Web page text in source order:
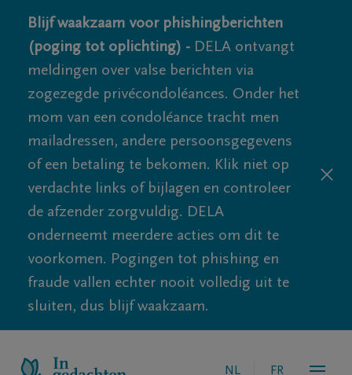
Blijf waakzaam voor phishingberichten
(poging tot oplichting) - DELA ontvangt
meldingen over valse berichten via
zogezegde privécondoléances. Onder het
mom van een condoléance tracht men
mailadressen, andere persoonsgegevens
of een betaling te bekomen. Klik niet op
verdachte links of bijlagen en controleer
de afzender zorgvuldig. DELA
onderneemt meerdere acties om dit te
voorkomen. Pogingen tot phishing en
fraude vallen echter nooit volledig uit te
sluiten, dus blijf waakzaam.
NL FR